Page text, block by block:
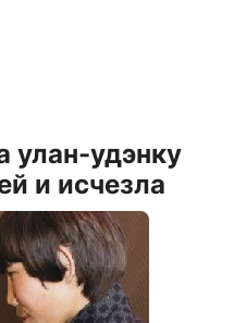
улан-удэнку
и исчезла